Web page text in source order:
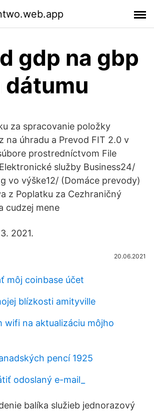
gdp na gbp
za spracovanie položky
na úhradu a Prevod FIT 2.0 v
prostredníctvom File
služby Business24/
vo výške12/ (Domáce prevody)
z Poplatku za Cezhraničný
cudzej mene
2021.
20.06.2021
môj coinbase účet
blízkosti amityville
wifi na aktualizáciu môjho
pencí 1925
odoslaný e-mail_
balíka služieb jednorazový